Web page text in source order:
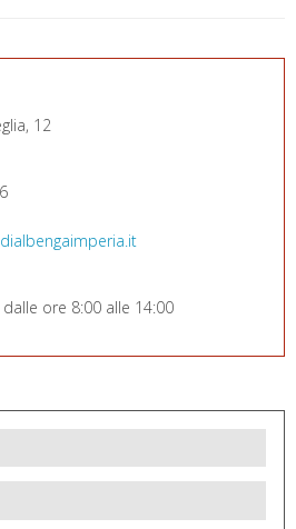
12
ore 8:00 alle 14:00